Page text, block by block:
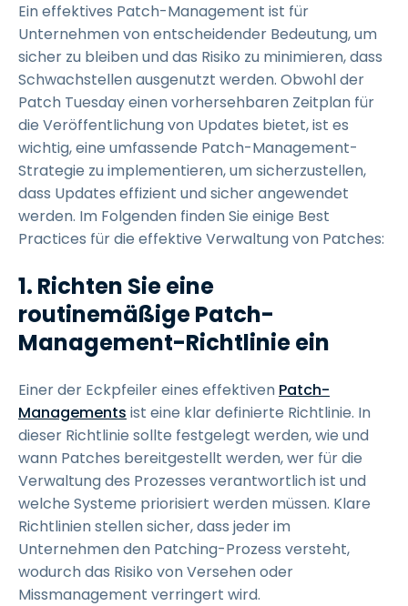
Ein effektives Patch-Management ist für
Unternehmen von entscheidender Bedeutung, um
sicher zu bleiben und das Risiko zu minimieren, dass
Schwachstellen ausgenutzt werden. Obwohl der
Patch Tuesday einen vorhersehbaren Zeitplan für
die Veröffentlichung von Updates bietet, ist es
wichtig, eine umfassende Patch-Management-
Strategie zu implementieren, um sicherzustellen,
dass Updates effizient und sicher angewendet
werden. Im Folgenden finden Sie einige Best
Practices für die effektive Verwaltung von Patches:
1. Richten Sie eine
routinemäßige Patch-
Management-Richtlinie ein
Einer der Eckpfeiler eines effektiven Patch-
Managements ist eine klar definierte Richtlinie. In
dieser Richtlinie sollte festgelegt werden, wie und
wann Patches bereitgestellt werden, wer für die
Verwaltung des Prozesses verantwortlich ist und
welche Systeme priorisiert werden müssen. Klare
Richtlinien stellen sicher, dass jeder im
Unternehmen den Patching-Prozess versteht,
wodurch das Risiko von Versehen oder
Missmanagement verringert wird.